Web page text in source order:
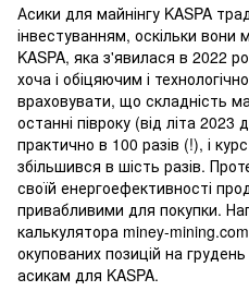
Асики для майнінгу KASPA
інвестуванням, оскільки
KASPA, яка з'явилася в 2022
хоча і обіцяючим і
враховувати, що складність
останні півроку (від літа
практично в 100 разів (!), і
збільшився в шість разів.
своїй енергоефективності
привабливими для покупки.
калькулятора miney-
окупованих позицій на
асикам для KASPA.